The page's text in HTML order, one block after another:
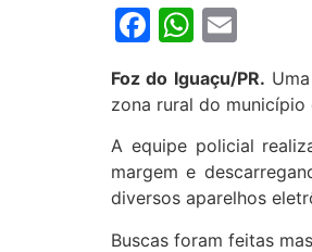
Facebook
Foz do Iguaçu/PR.
zona rural do município
A equipe policial
margem e
diversos aparelhos
Buscas foram feitas